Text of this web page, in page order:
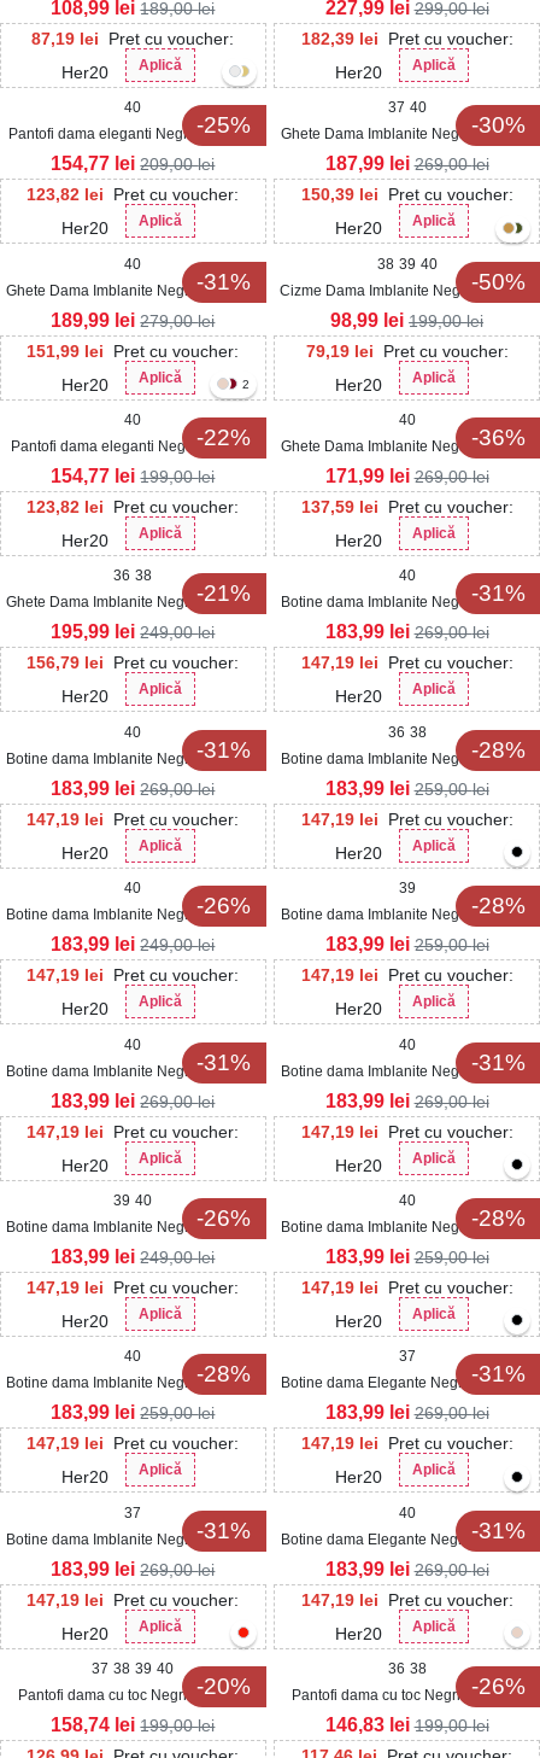
87,19 lei
Pret cu voucher:
Her20
Aplică
108,99 lei 189,00lei
182,39 lei
Pret cu voucher:
Her20
Aplică
227,99 lei 299,00lei
-25%
40
Pantofi dama eleganti Negri din Glitter
Katary
123,82 lei
Pret cu voucher:
Her20
Aplică
154,77 lei 209,00lei
-30%
37 40
Ghete Dama Imblanite Negre din Piele
Ecologica Lelay
150,39 lei
Pret cu voucher:
Her20
Aplică
187,99 lei 269,00lei
-31%
40
Ghete Dama Imblanite Negre din Piele
Ecologica Yostina
151,99 lei
Pret cu voucher:
Her20
Aplică
189,99 lei 279,00lei
-50%
38 39 40
Cizme Dama Imblanite Negre din Piele
Ecologica Intoarsa Sesuny
79,19 lei
Pret cu voucher:
Her20
Aplică
98,99 lei 199,00lei
-22%
2
40
Pantofi dama eleganti Negri din Piele
Ecologica Lacuita Ziva
123,82 lei
Pret cu voucher:
Her20
Aplică
154,77 lei 199,00lei
-36%
40
Ghete Dama Imblanite Negre din Piele
Ecologica Harsim
137,59 lei
Pret cu voucher:
Her20
Aplică
171,99 lei 269,00lei
-21%
36 38
Ghete Dama Imblanite Negre din Piele
Ecologica Taizlyn
156,79 lei
Pret cu voucher:
Her20
Aplică
195,99 lei 249,00lei
-31%
40
Botine dama Imblanite Negre din Piele
Ecologica Gineva
147,19 lei
Pret cu voucher:
Her20
Aplică
183,99 lei 269,00lei
-31%
40
Botine dama Imblanite Negre din Piele
Ecologica Feryal
147,19 lei
Pret cu voucher:
Her20
Aplică
183,99 lei 269,00lei
-28%
36 38
Botine dama Imblanite Negre din Piele
Ecologica Lacuita Wynne
147,19 lei
Pret cu voucher:
Her20
Aplică
183,99 lei 259,00lei
-26%
40
Botine dama Imblanite Negre din Piele
Ecologica Intoarsa Tarma
147,19 lei
Pret cu voucher:
Her20
Aplică
183,99 lei 249,00lei
-28%
39
Botine dama Imblanite Negre din Piele
Ecologica Bostyn
147,19 lei
Pret cu voucher:
Her20
Aplică
183,99 lei 259,00lei
-31%
40
Botine dama Imblanite Negre din Piele
Ecologica Riwa
147,19 lei
Pret cu voucher:
Her20
Aplică
183,99 lei 269,00lei
-31%
40
Botine dama Imblanite Negre din Piele
Ecologica Hanah
147,19 lei
Pret cu voucher:
Her20
Aplică
183,99 lei 269,00lei
-26%
39 40
Botine dama Imblanite Negre din Piele
Ecologica Presea
147,19 lei
Pret cu voucher:
Her20
Aplică
183,99 lei 249,00lei
-28%
40
Botine dama Imblanite Negre din Piele
Ecologica Intoarsa Bostyn2
147,19 lei
Pret cu voucher:
Her20
Aplică
183,99 lei 259,00lei
-28%
40
Botine dama Imblanite Negre din Piele
Ecologica Laris
147,19 lei
Pret cu voucher:
Her20
Aplică
183,99 lei 259,00lei
-31%
37
Botine dama Elegante Negre din Piele
Ecologica Intoarsa Odisey2
147,19 lei
Pret cu voucher:
Her20
Aplică
183,99 lei 269,00lei
-31%
37
Botine dama Imblanite Negre din Piele
Ecologica Hamidy
147,19 lei
Pret cu voucher:
Her20
Aplică
183,99 lei 269,00lei
-31%
40
Botine dama Elegante Negre din Piele
Ecologica Odisey
147,19 lei
Pret cu voucher:
Her20
Aplică
183,99 lei 269,00lei
-20%
37 38 39 40
Pantofi dama cu toc Negri din Piele
Ecologica Intoarsa Sayer
158,74 lei 199,00lei
-26%
36 38
Pantofi dama cu toc Negri din Piele
Ecologica Teya
146,83 lei 199,00lei